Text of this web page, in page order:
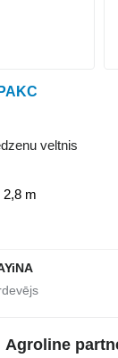
veltnis
2,8 m
Agroline